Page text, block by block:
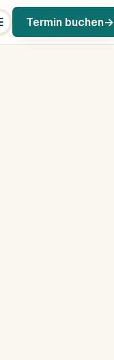
Termin buchen→